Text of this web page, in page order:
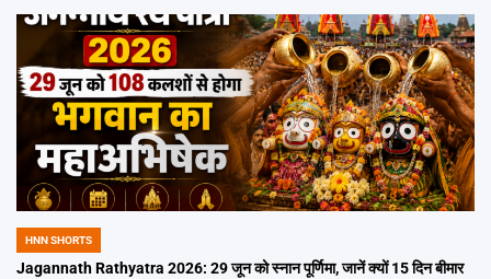
POSTED
IN
HNN SHORTS
Jagannath Rathyatra 2026: 29 जून को स्नान पूर्णिमा, जानें क्यों 15 दिन बीमार